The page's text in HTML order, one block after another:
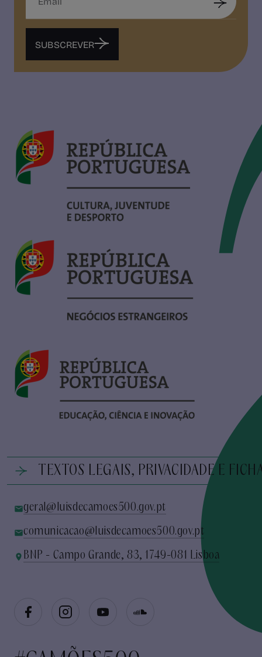
SUBSCREVER
TEXTOS LEGAIS, PRIVACIDADE E
geral@luisdecamoes500.gov.pt
comunicacao@luisdecamoes500.gov.pt
BNP - Campo Grande, 83, 1749-081 Lisboa